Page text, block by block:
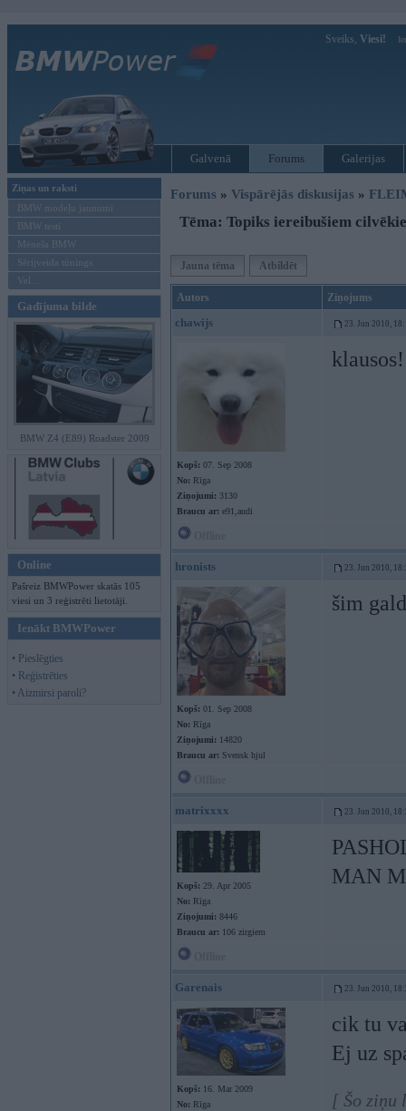
Sveiks, Viesi!
Galvenā Forums Galerijas
Ziņas un raksti
BMW modeļu jaunumi
BMW testi
Mēneša BMW
Sērijveida tūnings
Vel...
Gadījuma bilde
BMW Z4 (E89) Roadster 2009
Online
Pašreiz BMWPower skatās 105
viesi un 3 reģistrēti lietotāji.
Ienākt BMWPower
• Pieslēgties
• Reģistrēties
• Aizmirsi paroli?
Forums » Vispārējās diskusijas »
Tēma: Topiks iereibušiem
Jauna tēma Atbildēt
Autors Ziņojums
chawijs 23. Jun 2010,
Kopš: 07. Sep 2008
No: Rīga
Ziņojumi: 3130
Braucu ar: e91,audi
hronists 23. Jun 2010,
Kopš: 01. Sep 2008
No: Rīga
Ziņojumi: 14820
Braucu ar: Svensk hjul
šim
matrixxxx 23. Jun 2010,
Kopš: 29. Apr 2005
No: Rīga
Ziņojumi: 8446
Braucu ar: 106 zirgiem
MAN
Garenais 23. Jun 2010,
Kopš: 16. Mar 2009
No: Rīga
cik tu
Ej uz
[ Šo ziņu